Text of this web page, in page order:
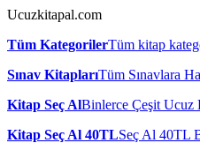
Ucuzkitapal.com
Tüm KategorilerTüm kitap
Sınav KitaplarıTüm Sınavlara
Kitap Seç AlBinlerce Çeşit
Kitap Seç Al 40TLSeç Al 40TL